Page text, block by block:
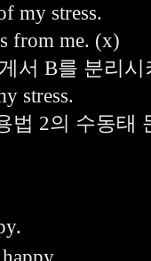
my stress.
from me. (x)
서 B를 분리시
stress.
법 2의 수동태